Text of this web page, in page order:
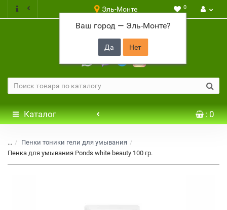
Эль-Монте
Ваш город — Эль-Монте?
0
+7 917 646 65 48
Каталог : 0
...
Пенки тоники гели для умывания
Пенка для умывания Ponds white beauty 100 гр.